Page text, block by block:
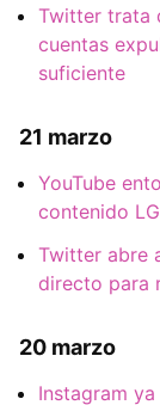
Twitter trata
cuentas
suficiente
21 marzo
YouTube
contenido
Twitter abre
directo para
20 marzo
Instagram